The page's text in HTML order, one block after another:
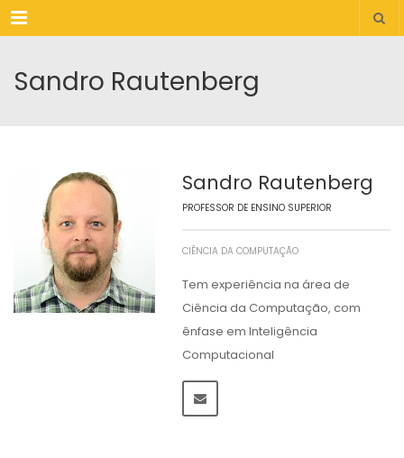
Menu
Sandro Rautenberg
Sandro Rautenberg
PROFESSOR DE ENSINO SUPERIOR
CIÊNCIA DA COMPUTAÇÃO
Tem experiência na área de
Ciência da Computação, com
ênfase em Inteligência
Computacional